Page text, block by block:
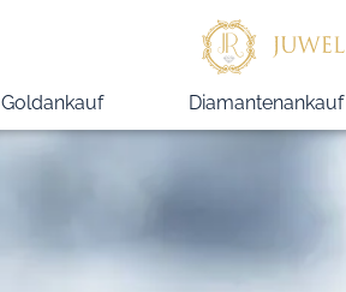
Goldankauf Diamantenankauf